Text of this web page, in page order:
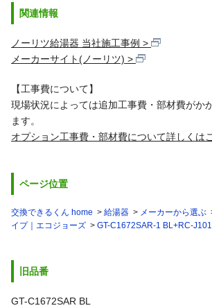
関連情報
ノーリツ給湯器 当社施工事例
メーカーサイト(ノーリツ)
【工事費について】
現場状況によっては追加工事費・部材費がか
ます。
オプション工事費・部材費について詳しくは
ページ位置
交換できるくん home 給湯器 メーカーから選ぶ
イプ｜エコジョーズ
GT-C1672SAR-1 BL+RC-
旧品番
GT-C1672SAR BL